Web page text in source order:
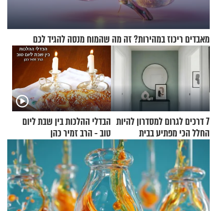
מאבדים ריכוז במהירות? זה מה שהמוח מנסה להגיד לכם
7 דרכים לגרום למסדרון להיות
החלל הכי מפתיע בבית
הבדלי ההלכות בין שבת ליום
טוב - הרב זמיר כהן